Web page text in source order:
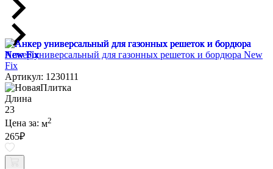
Анкер универсальный для газонных решеток и бордюра New
Fix
Артикул: 1230111
Длина
23
Цена за: м2
265₽